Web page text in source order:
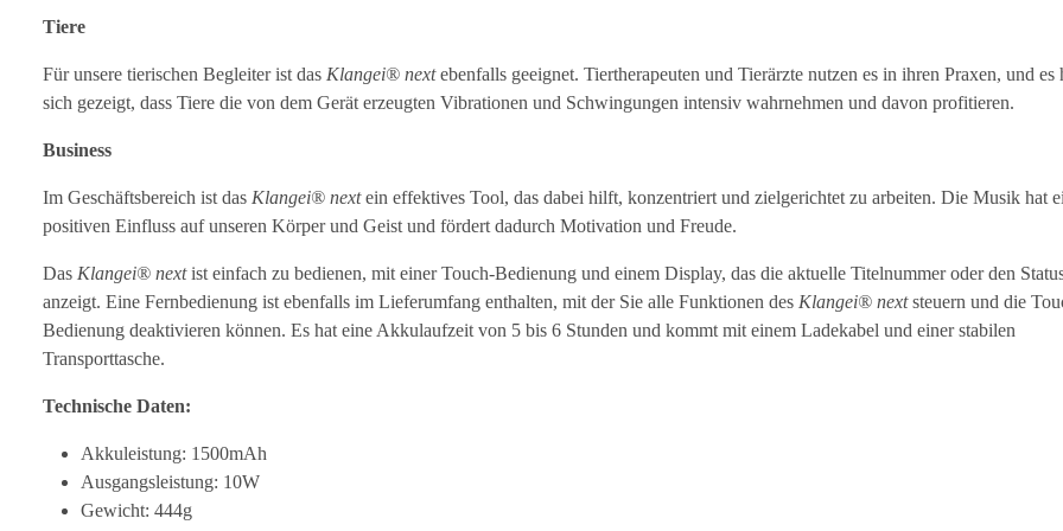
Tiere
Für unsere tierischen Begleiter ist das Klangei® nextebenfalls geeignet. Tiertherapeuten und Tierärzte nutzen es in ihren Praxen, und es
sich gezeigt, dass Tiere die von dem Gerät erzeugten Vibrationen und Schwingungen intensiv wahrnehmen und davon profitieren.
Business
Im Geschäftsbereich ist das Klangei® nextein effektives Tool, das dabei hilft, konzentriert und zielgerichtet zu arbeiten. Die Musik hat
positiven Einfluss auf unseren Körper und Geist und fördert dadurch Motivation und Freude.
Das Klangei® nextist einfach zu bedienen, mit einer Touch-Bedienung und einem Display, das die aktuelle Titelnummer oder den
anzeigt. Eine Fernbedienung ist ebenfalls im Lieferumfang enthalten, mit der Sie alle Funktionen des Klangei® nextsteuern und die
Bedienung deaktivieren können. Es hat eine Akkulaufzeit von 5 bis 6 Stunden und kommt mit einem Ladekabel und einer stabilen
Transporttasche.
Technische Daten:
Akkuleistung: 1500mAh
Ausgangsleistung: 10W
Gewicht: 444g